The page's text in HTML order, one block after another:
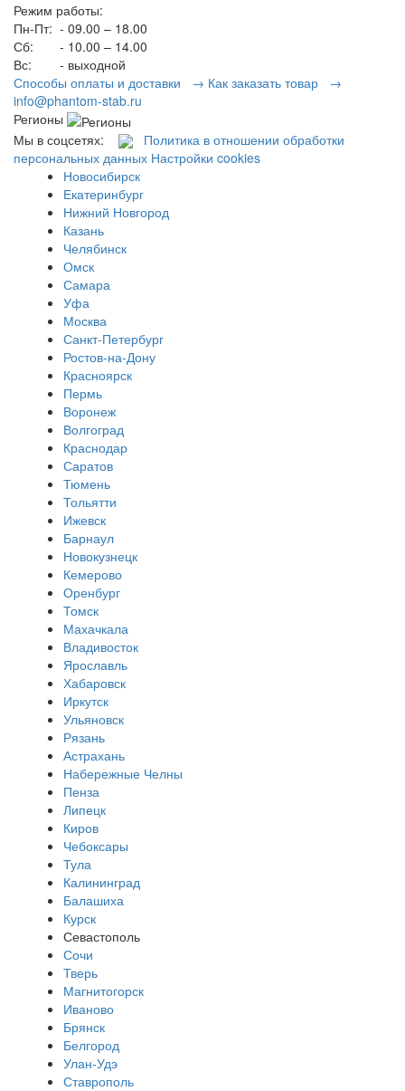
Режим работы:
Пн-Пт: - 09.00 – 18.00
Сб:
- 10.00 – 14.00
Вс:
- выходной
Способы оплаты и доставки → Как заказать товар →
info@phantom-stab.ru
Регионы
Мы в соцсетях:
Политика в отношении обработки
персональных данных Настройки cookies
Новосибирск
Екатеринбург
Нижний Новгород
Казань
Челябинск
Омск
Самара
Уфа
Москва
Санкт-Петербург
Ростов-на-Дону
Красноярск
Пермь
Воронеж
Волгоград
Краснодар
Саратов
Тюмень
Тольятти
Ижевск
Барнаул
Новокузнецк
Кемерово
Оренбург
Томск
Махачкала
Владивосток
Ярославль
Хабаровск
Иркутск
Ульяновск
Рязань
Астрахань
Набережные Челны
Пенза
Липецк
Киров
Чебоксары
Тула
Калининград
Балашиха
Курск
Севастополь
Сочи
Тверь
Магнитогорск
Иваново
Брянск
Белгород
Улан-Удэ
Ставрополь